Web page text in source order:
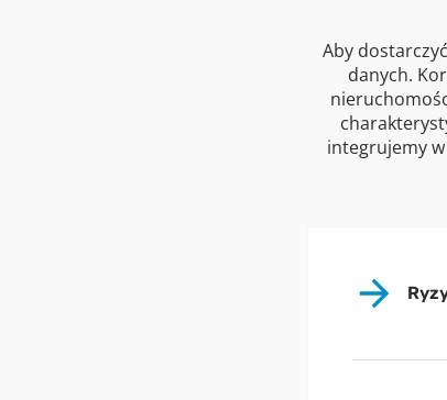
Aby
danych.
integrujemy